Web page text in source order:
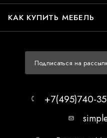
КАК КУПИТЬ МЕБЕЛЬ
Подписаться на
+7(495)740-